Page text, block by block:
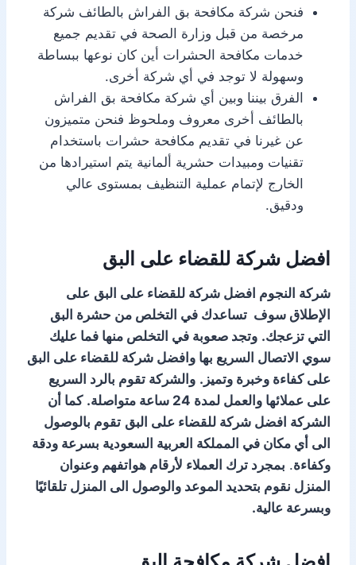
فنحن شركة مكافحة بق الفراش بالطائف شركة
مرخصة من قبل وزارة الصحة في تقديم جميع
خدمات مكافحة الحشرات أين كان نوعها ببساطة
وسهولة لا توجد في أي شركة أخرى.
الفرق بيننا وبين أي شركة مكافحة بق الفراش
بالطائف أخرى معروف وملحوظ فنحن متميزون
عن غيرنا في تقديم مكافحة حشرات باستخدام
تقنيات ومبيدات حشرية ألمانية يتم استيرادها من
الخارج لإتمام عملية التنظيف بمستوى عالي
ودقيق.
افضل شركة للقضاء على البق
شركة النجوم افضل شركة للقضاء على البق على
الإطلاق سوف تساعدك في التخلص من حشرة البق
التي تزعجك. وتجد صعوبة في التخلص منها فما عليك
سوي الاتصال السريع بها وافضل شركة للقضاء على البق
على كفاءة وخبرة وتميز. والشركة تقوم بالرد السريع
على عملائها والعمل لمدة 24 ساعة متواصلة.
كما أن
الشركة افضل شركة للقضاء على البق تقوم بالوصول
الى أي مكان في المملكة العربية السعودية بسرعة ودقة
وكفاءة. بمجرد ترك العملاء لأرقام هواتفهم وعنوان
المنزل نقوم بتحديد الموعد والوصول الى المنزل تلقائيًا
وبسرعة عالية.